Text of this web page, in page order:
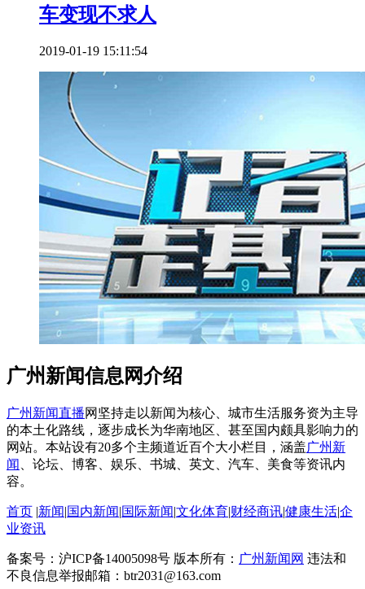
车变现不求人
2019-01-19 15:11:54
广州新闻信息网介绍
广州新闻直播网坚持走以新闻为核心、城市生活服务资为主导
的本土化路线，逐步成长为华南地区、甚至国内颇具影响力的
网站。本站设有20多个主频道近百个大小栏目，涵盖广州新
闻
、论坛、博客、娱乐、书城、英文、汽车、美食等资讯内
容。
首页 |新闻|国内新闻|国际新闻|文化体育|财经商讯|健康生活|企
业资讯
备案号：沪ICP备14005098号 版本所有： 广州新闻网 违法和
不良信息举报邮箱：btr2031@163.com